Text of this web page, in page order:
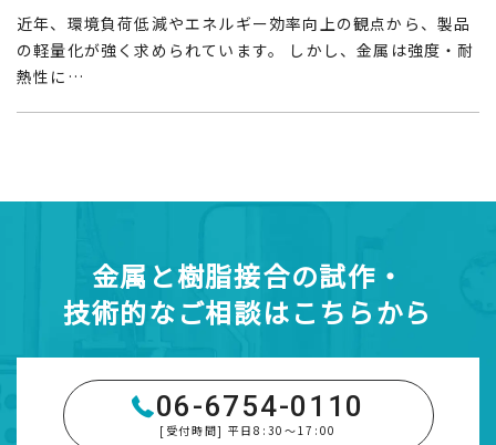
近年、環境負荷低減やエネルギー効率向上の観点から、製品
の軽量化が強く求められています。 しかし、金属は強度・耐
熱性に…
金属と樹脂接合の試作・
技術的なご相談はこちらから
06-6754-0110
[受付時間] 平日8:30～17:00